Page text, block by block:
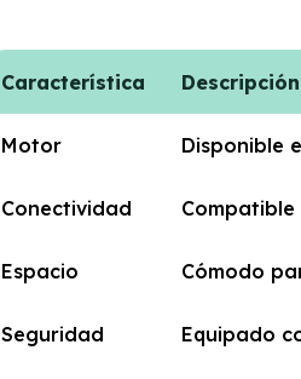
Característica Descripción
Motor Disponible
Conectividad
Espacio Cómodo
Seguridad Equipado